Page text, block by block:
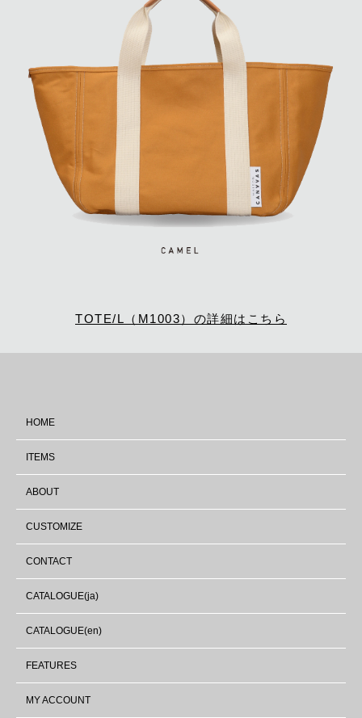
TOTE/L（M1003）の詳細はこちら
HOME
ITEMS
ABOUT
CUSTOMIZE
CONTACT
CATALOGUE(ja)
CATALOGUE(en)
FEATURES
MY ACCOUNT